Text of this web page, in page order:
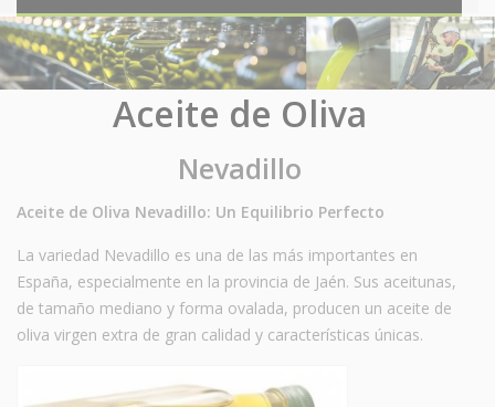
Aceite de Oliva
Nevadillo
Aceite de Oliva Nevadillo: Un Equilibrio Perfecto
La variedad Nevadillo es una de las más importantes en
España, especialmente en la provincia de Jaén. Sus aceitunas,
de tamaño mediano y forma ovalada, producen un aceite de
oliva virgen extra de gran calidad y características únicas.